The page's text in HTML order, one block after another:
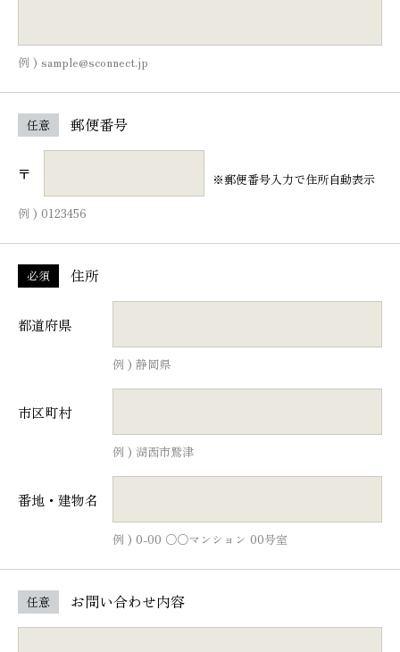
例 ) sample@sconnect.jp
任意 郵便番号
〒
※郵便番号入力で住所自動表示
例 ) 0123456
必須 住所
都道府県
例 ) 静岡県
市区町村
例 ) 湖西市鷲津
番地・建物名
例 ) 0-00 ○○マンション 00号室
任意 お問い合わせ内容